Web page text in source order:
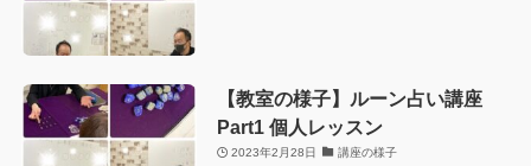
【教室の様子】ルーン占い講座
Part1 個人レッスン
2023年2月28日 講座の様子